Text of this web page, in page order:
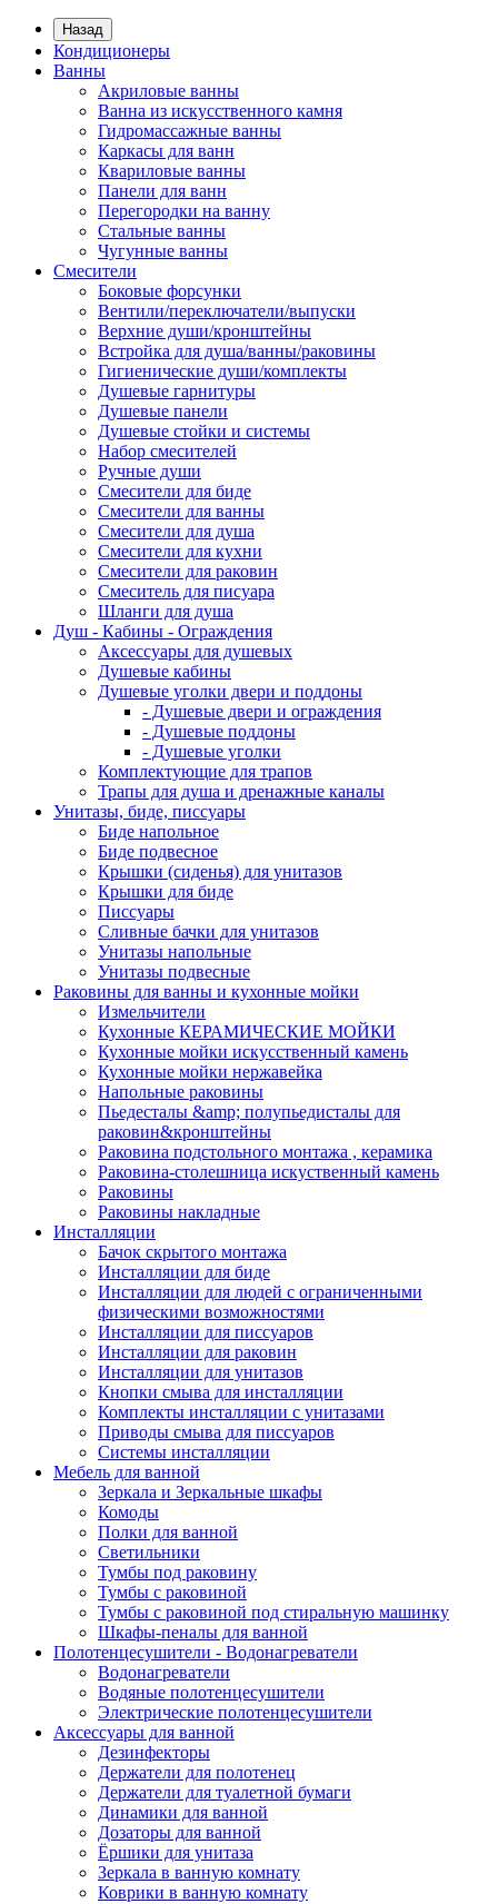
Назад
Кондиционеры
Ванны
Акриловые ванны
Ванна из искусственного камня
Гидромассажные ванны
Каркасы для ванн
Квариловые ванны
Панели для ванн
Перегородки на ванну
Стальные ванны
Чугунные ванны
Смесители
Боковые форсунки
Вентили/переключатели/выпуски
Верхние души/кронштейны
Встройка для душа/ванны/раковины
Гигиенические души/комплекты
Душевые гарнитуры
Душевые панели
Душевые стойки и системы
Набор смесителей
Ручные души
Смесители для биде
Смесители для ванны
Смесители для душа
Смесители для кухни
Смесители для раковин
Смеситель для писуара
Шланги для душа
Душ - Кабины - Ограждения
Аксессуары для душевых
Душевые кабины
Душевые уголки двери и поддоны
- Душевые двери и ограждения
- Душевые поддоны
- Душевые уголки
Комплектующие для трапов
Трапы для душа и дренажные каналы
Унитазы, биде, писсуары
Биде напольное
Биде подвесное
Крышки (сиденья) для унитазов
Крышки для биде
Писсуары
Сливные бачки для унитазов
Унитазы напольные
Унитазы подвесные
Раковины для ванны и кухонные мойки
Измельчители
Кухонные КЕРАМИЧЕСКИЕ МОЙКИ
Кухонные мойки искусственный камень
Кухонные мойки нержавейка
Напольные раковины
Пьедесталы &amp; полупьедисталы для
раковин&кронштейны
Раковина подстольного монтажа , керамика
Раковина-столешница искуственный камень
Раковины
Раковины накладные
Инсталляции
Бачок скрытого монтажа
Инсталляции для биде
Инсталляции для людей с ограниченными
физическими возможностями
Инсталляции для писсуаров
Инсталляции для раковин
Инсталляции для унитазов
Кнопки смыва для инсталляции
Комплекты инсталляции с унитазами
Приводы смыва для писсуаров
Системы инсталляции
Мебель для ванной
Зеркала и Зеркальные шкафы
Комоды
Полки для ванной
Светильники
Тумбы под раковину
Тумбы с раковиной
Тумбы с раковиной под стиральную машинку
Шкафы-пеналы для ванной
Полотенцесушители - Водонагреватели
Водонагреватели
Водяные полотенцесушители
Электрические полотенцесушители
Аксессуары для ванной
Дезинфекторы
Держатели для полотенец
Держатели для туалетной бумаги
Динамики для ванной
Дозаторы для ванной
Ёршики для унитаза
Зеркала в ванную комнату
Коврики в ванную комнату